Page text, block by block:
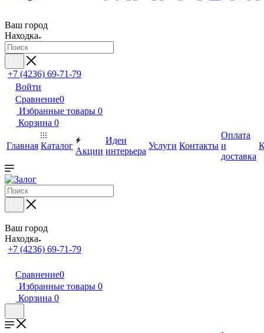
Ваш город
Находка
+7 (4236) 69-71-79
Войти
Сравнение0
Избранные товары 0
Корзина 0
Главная Каталог
Акции
Идеи
интерьера
Услуги Контакты
Оплата
и
доставка
Ваш город
Находка
+7 (4236) 69-71-79
Сравнение0
Избранные товары 0
Корзина 0